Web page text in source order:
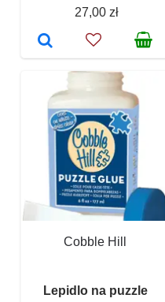
27,00 zł
Cobble Hill
Lepidlo na puzzle